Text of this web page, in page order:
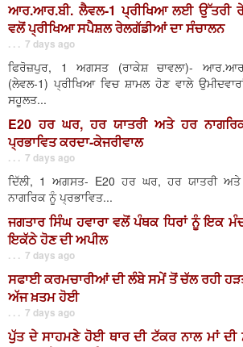
ਆਰ.ਆਰ.ਬੀ. ਲੈਵਲ-1 ਪ੍ਰੀਖਿਆ ਲਈ ਉੱਤਰੀ
ਵਲੋਂ ਪ੍ਰੀਖਿਆ ਸਪੈਸ਼ਲ ਰੇਲਗੱਡੀਆਂ ਦਾ ਸੰਚਾਲਨ
. . . 7 days ago
ਫਿਰੋਜ਼ਪੁਰ, 1 ਅਗਸਤ (ਰਾਕੇਸ਼ ਚਾਵਲਾ)-
(ਲੇਵਲ-1) ਪ੍ਰੀਖਿਆ ਵਿਚ ਸ਼ਾਮਲ ਹੋਣ ਵਾਲੇ
ਸਹੂਲਤ...
E20 ਹਰ ਘਰ, ਹਰ ਯਾਤਰੀ ਅਤੇ ਹਰ
ਪ੍ਰਭਾਵਿਤ ਕਰਦਾ-ਕੇਜਰੀਵਾਲ
. . . 7 days ago
ਦਿੱਲੀ, 1 ਅਗਸਤ- E20 ਹਰ ਘਰ, ਹਰ ਯਾਤਰੀ
ਨਾਗਰਿਕ ਨੂੰ ਪ੍ਰਭਾਵਿਤ...
ਜਗਤਾਰ ਸਿੰਘ ਹਵਾਰਾ ਵਲੋਂ ਪੰਥਕ ਧਿਰਾਂ ਨੂੰ ਇਕ
ਇਕੱਠੇ ਹੋਣ ਦੀ ਅਪੀਲ
. . . 7 days ago
ਸਫਾਈ ਕਰਮਚਾਰੀਆਂ ਦੀ ਲੰਬੇ ਸਮੇਂ ਤੋਂ ਚੱਲ ਰਹੀ
ਅੱਜ ਖ਼ਤਮ ਹੋਈ
. . . 7 days ago
ਪੁੱਤ ਦੇ ਸਾਹਮਣੇ ਹੋਈ ਥਾਰ ਦੀ ਟੱਕਰ ਨਾਲ ਮਾਂ ਦੀ